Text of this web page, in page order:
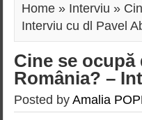
Home » Interviu »
Interviu cu dl Pavel
Cine se
România? –
Posted byAmalia